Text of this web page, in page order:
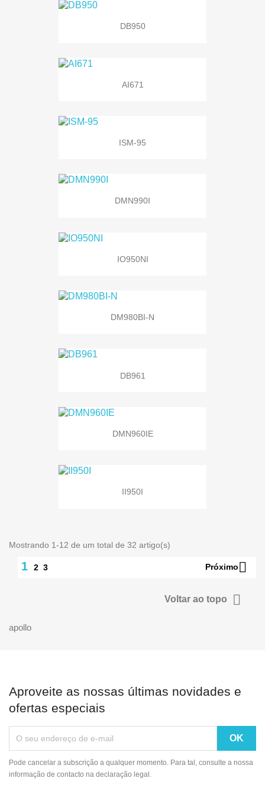
DB950
AI671
ISM-95
DMN990I
IO950NI
DM980BI-N
DB961
DMN960IE
II950I
Mostrando 1-12 de um total de 32 artigo(s)
1 2 3 Próximo
Voltar ao topo 
apollo
Aproveite as nossas últimas novidades e
ofertas especiais
Pode cancelar a subscrição a qualquer momento. Para tal, consulte a nossa
informação de contacto na declaração legal.